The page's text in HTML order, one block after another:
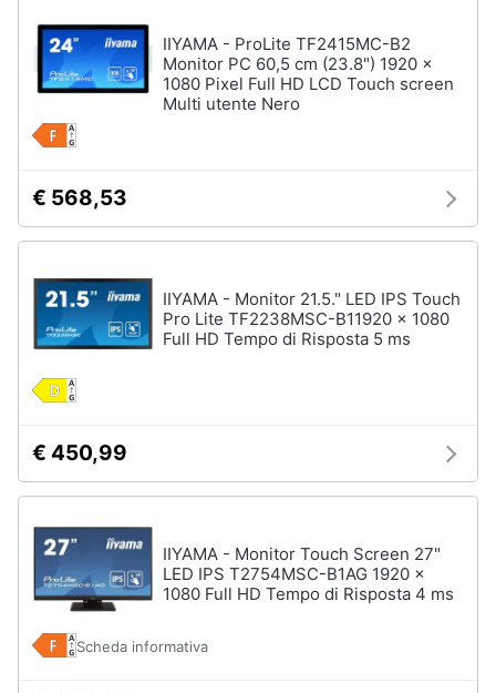
IIYAMA - ProLite TF2415MC-B2
Monitor PC 60,5 cm (23.8") 1920 x
1080 Pixel Full HD LCD Touch screen
Multi utente Nero
€ 568,53
IIYAMA - Monitor 21.5." LED IPS Touch
Pro Lite TF2238MSC-B11920 x 1080
Full HD Tempo di Risposta 5 ms
€ 450,99
IIYAMA - Monitor Touch Screen 27"
LED IPS T2754MSC-B1AG 1920 x
1080 Full HD Tempo di Risposta 4 ms
Scheda informativa